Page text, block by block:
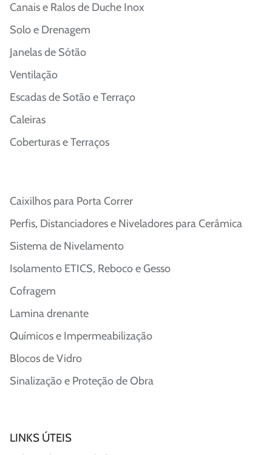
Canais e Ralos de Duche Inox
Solo e Drenagem
Janelas de Sótão
Ventilação
Escadas de Sotão e Terraço
Caleiras
Coberturas e Terraços
Caixilhos para Porta Correr
Perfis, Distanciadores e Niveladores para Cerâmica
Sistema de Nivelamento
Isolamento ETICS, Reboco e Gesso
Cofragem
Lamina drenante
Químicos e Impermeabilização
Blocos de Vidro
Sinalização e Proteção de Obra
LINKS ÚTEIS